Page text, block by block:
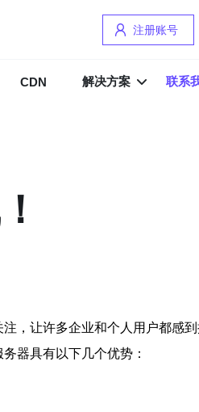
注册账号
CDN 解决方案 联系
，让许多企业和个人用户都感到
器具有以下几个优势：